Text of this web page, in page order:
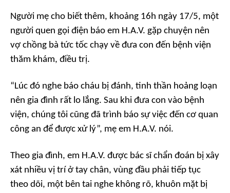
Người mẹ cho biết thêm, khoảng 16h ngày 17/5, một
người quen gọi điện báo em H.A.V. gặp chuyện nên
vợ chồng bà tức tốc chạy về đưa con đến bệnh viện
thăm khám, điều trị.
“Lúc đó nghe báo cháu bị đánh, tinh thần hoảng loạn
nên gia đình rất lo lắng. Sau khi đưa con vào bệnh
viện, chúng tôi cũng đã trình báo sự việc đến cơ quan
công an để được xử lý”, mẹ em H.A.V. nói.
Theo gia đình, em H.A.V. được bác sĩ chẩn đoán bị xây
xát nhiều vị trí ở tay chân, vùng đầu phải tiếp tục
theo dõi, một bên tai nghe không rõ, khuôn mặt bị